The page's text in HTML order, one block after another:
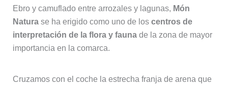
Ebro y camuflado entre arrozales y lagunas, Món
Naturase ha erigido como uno de los centros de
interpretación de la flora y faunade la zona de mayor
importancia en la comarca.
Cruzamos con el coche la estrecha franja de arena que